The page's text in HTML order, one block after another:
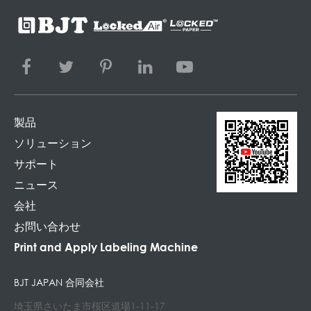
製品
ソリューション
サポート
ニュース
会社
お問い合わせ
Print and Apply Labeling Machine
BJT JAPAN 合同会社
埼玉県さいたま市桜区道場1-11-17